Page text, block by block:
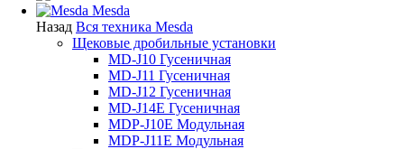
Mesda
Назад Вся техника Mesda
Щековые дробильные установки
MD-J10 Гусеничная
MD-J11 Гусеничная
MD-J12 Гусеничная
MD-J14E Гусеничная
MDP-J10E Модульная
MDP-J11E Модульная